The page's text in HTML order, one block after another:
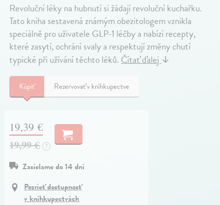
Revoluční léky na hubnutí si žádají revoluční kuchařku.
Tato kniha sestavená známým obezitologem vznikla
speciálně pro uživatele GLP-1 léčby a nabízí recepty,
které zasytí, ochrání svaly a respektují změny chutí
typické při užívání těchto léků.Čítať ďalej↓
Kúpiť Rezervovať v kníhkupectve
19,39 €
19,99 € ?
Zasielame do 14 dní
Pozrieť dostupnosť
v kníhkupectvách